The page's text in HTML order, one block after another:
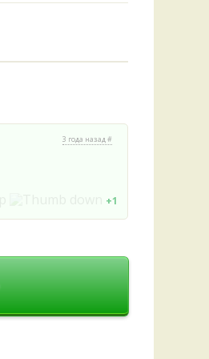
3 года назад #
+1